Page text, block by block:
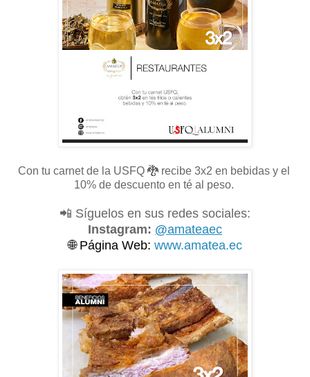
Con tu carnet de la USFQ 🐉 recibe 3x2 en bebidas y el
10% de descuento en té al peso.
📲 Síguelos en sus redes sociales:
Instagram: @amateaec
🌐 Página Web: www.amatea.ec